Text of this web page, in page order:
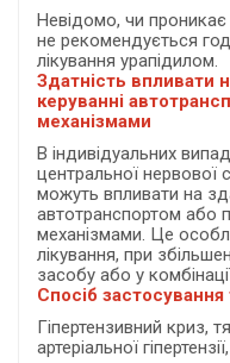
Невідомо, чи
не рекомендується
лікування урапідилом.
Здатність впливати
керуванні
механізмами
В індивідуальних
центральної нервової
можуть впливати на
автотранспортом або
механізмами. Це
лікування, при
засобу або у
Спосіб застосування
Гіпертензивний
артеріальної